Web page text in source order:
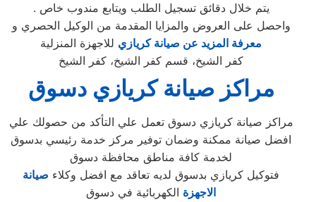
. يتم خلال دقائق تسجيل الطلب ويتابع مندوب خاص
واحصل على العروض والمزايا المقدمة من الوكيل الحصري و
معرفة المزيد عن صيانة كريازي للاجهزة المنزلية
كفر الشيخ، قسم كفر الشيخ، كفر الشيخ
مراكز صيانة كريازي دسوق
مراكز صيانة كريازي دسوق تعمل علي التأكد من حصولك علي
افضل صيانة ممكنة وضمان توفير مركز خدمة رئيسي بدسوق
لخدمة كافة مناطق محافظة دسوق
فتوكيل كريازي بدسوق لديه تعاقد مع افضل وكلاء صيانة
الاجهزة الكهربائية في دسوق